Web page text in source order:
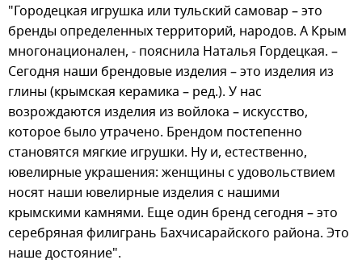
"Городецкая игрушка или тульский самовар – это
бренды определенных территорий, народов. А Крым
многонационален, - пояснила Наталья Гордецкая. –
Сегодня наши брендовые изделия – это изделия из
глины (крымская керамика – ред.). У нас
возрождаются изделия из войлока – искусство,
которое было утрачено. Брендом постепенно
становятся мягкие игрушки. Ну и, естественно,
ювелирные украшения: женщины с удовольствием
носят наши ювелирные изделия с нашими
крымскими камнями. Еще один бренд сегодня – это
серебряная филигрань Бахчисарайского района. Это
наше достояние".